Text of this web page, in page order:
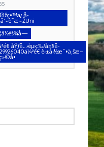
åŸƒå…‹èµ›ç‰¹å¤§å­
è‹±å›½æ¯•ä¸šæ–